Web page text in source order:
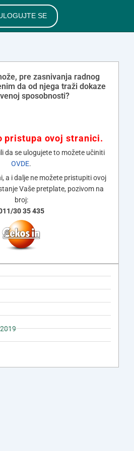
SE
pre zasnivanja radnog
da od njega traži dokaze
sposobnosti?
pristupa ovoj stranici.
da se ulogujete to možete učiniti
OVDE.
a i dalje ne možete pristupiti ovoj
Vaše pretplate, pozivom na
broj:
30 35 435